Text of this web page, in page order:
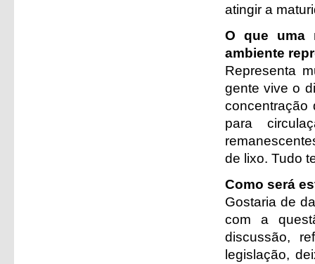
atingir a
O que uma
ambiente
Representa
gente vive o
concentração
para
de lixo. Tudo
Como será
Gostaria de
com a
discussão,
legislação,